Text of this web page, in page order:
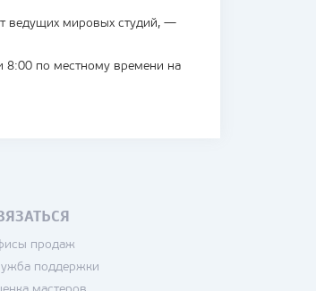
ведущих мировых студий, —
8:00 по местному времени на
продаж
поддержки